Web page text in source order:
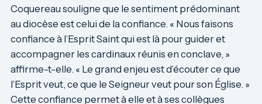
Coquereau souligne que le sentiment prédominant
au diocèse est celui de la confiance. « Nous faisons
confiance à l’Esprit Saint qui est là pour guider et
accompagner les cardinaux réunis en conclave, »
affirme-t-elle. « Le grand enjeu est d’écouter ce que
l’Esprit veut, ce que le Seigneur veut pour son Église. »
Cette confiance permet à elle et à ses collègues